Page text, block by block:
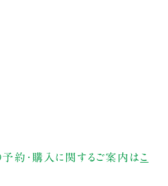
予約・購入に関するご案内は こ